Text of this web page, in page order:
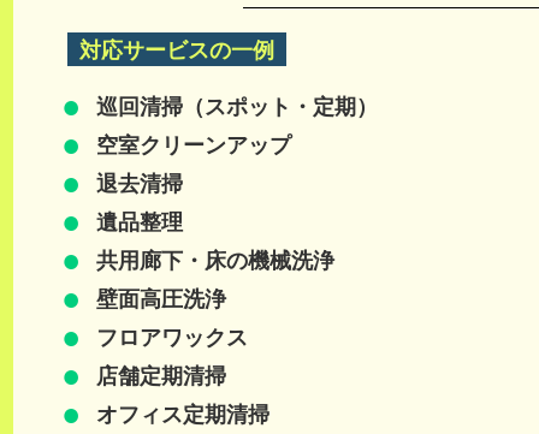
対応サービスの一例
巡回清掃（スポット・定期）
空室クリーンアップ
退去清掃
遺品整理
共用廊下・床の機械洗浄
壁面高圧洗浄
フロアワックス
店舗定期清掃
オフィス定期清掃